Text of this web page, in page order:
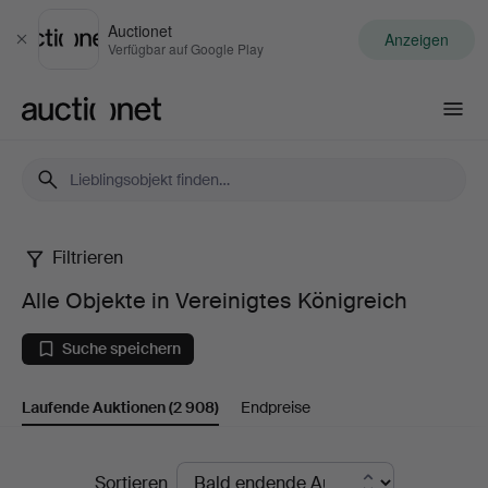
Schließen
Auctionet
Verfügbar auf Google Play Anzeigen
Alle
Objekte
in
Vereinigtes
Filtrieren
Alle Objekte in Vereinigtes Königreich
Suche speichern
Laufende Auktionen(2 908) Endpreise
LaufendeSortieren